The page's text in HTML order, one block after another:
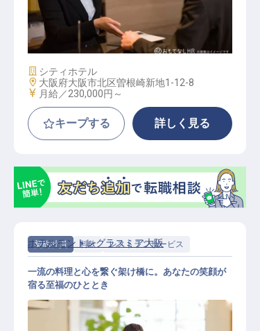
フロントナイトスタッフ
施設業態
シティホテル
勤務地
大阪府大阪市北区曽根崎新地1-12-8
給与
月給／230,000円～
キープする 詳しく見る
契約社員 料飲 レストランサービス
ホテルモントレグラスミア大阪
一流の料理と心を繋ぐ架け橋に。あなたの笑顔が
宿る至福のひととき